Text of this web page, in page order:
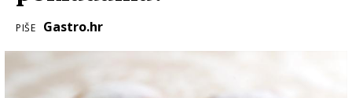
PIŠE Gastro.hr